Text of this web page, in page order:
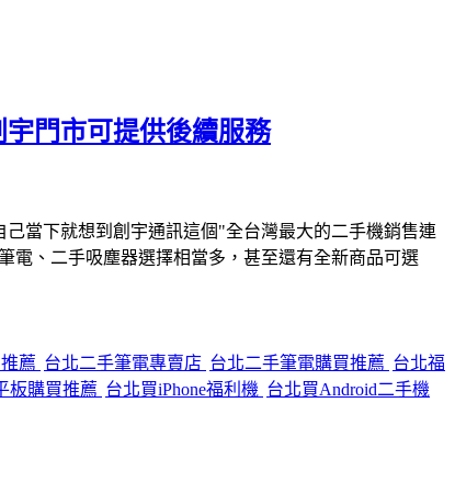
門市可提供後續服務
當下就想到創宇通訊這個"全台灣最大的二手機銷售連
電、二手吸塵器選擇相當多，甚至還有全新商品可選
薦 台北二手筆電專賣店 台北二手筆電購買推薦 台北福
板購買推薦 台北買iPhone福利機 台北買Android二手機